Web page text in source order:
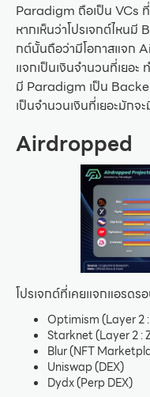
Paradigm ถือเป็น VCs
หากเห็นว่าโปรเจกต์ไหน
กต์นั้นถือว่ามีโอกาสแจก
แจกเป็นเงินจำนวนที่เยอะ
มี Paradigm เป็น
เป็นจำนวนเงินที่เยอะมัก
Airdropped
โปรเจกต์ที่เคยแจกแอรด
Optimism (Layer 2
Starknet (Layer 2 :
Blur (NFT
Uniswap (DEX)
Dydx (Perp DEX)